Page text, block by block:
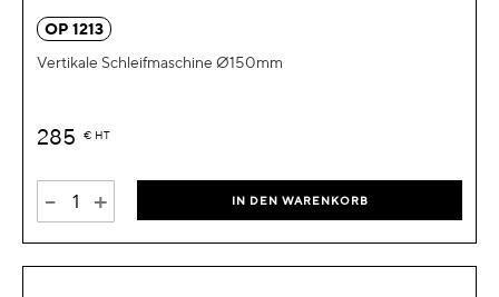
OP 1213
Vertikale Schleifmaschine Ø150mm
285 € HT
- + IN DEN WARENKORB